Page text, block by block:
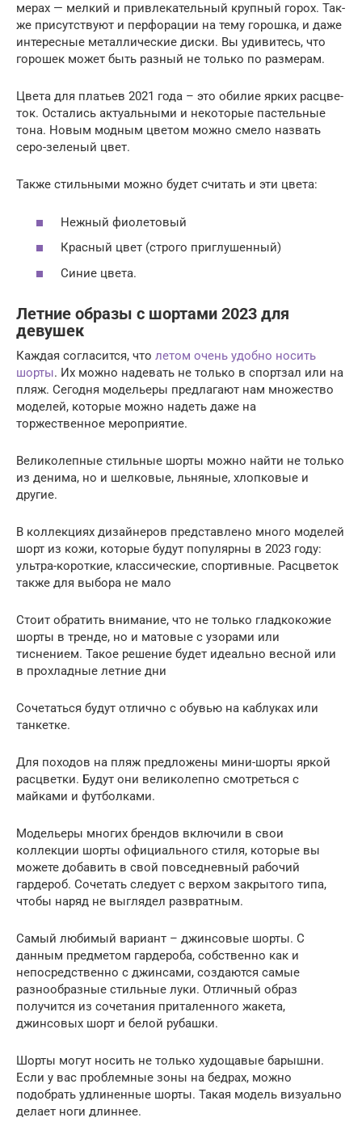
ме­рах — мел­кий и при­вле­ка­тель­ный круп­ный горох. Так­
же при­сут­ству­ют и пер­фо­ра­ции на тему горош­ка, и даже
инте­рес­ные метал­ли­че­ские дис­ки. Вы уди­ви­тесь, что
горо­шек может быть раз­ный не толь­ко по размерам.
Цве­та для пла­тьев 2021 года – это оби­лие ярких рас­цве­
ток. Оста­лись акту­аль­ны­ми и неко­то­рые пастель­ные
тона. Новым мод­ным цве­том мож­но сме­ло назвать
серо-зеле­ный цвет.
Так­же стиль­ны­ми мож­но будет счи­тать и эти цвета:
Неж­ный фиолетовый
Крас­ный цвет (стро­го приглушенный)
Синие цве­та.
Летние образы с шортами 2023 для
девушек
Каждая согласится, что летом очень удобно носить
шорты. Их можно надевать не только в спортзал или на
пляж. Сегодня модельеры предлагают нам множество
моделей, которые можно надеть даже на
торжественное мероприятие.
Великолепные стильные шорты можно найти не только
из денима, но и шелковые, льняные, хлопковые и
другие.
В коллекциях дизайнеров представлено много моделей
шорт из кожи, которые будут популярны в 2023 году:
ультра-короткие, классические, спортивные. Расцветок
также для выбора не мало
Стоит обратить внимание, что не только гладкокожие
шорты в тренде, но и матовые с узорами или
тиснением. Такое решение будет идеально весной или
в прохладные летние дни
Сочетаться будут отлично с обувью на каблуках или
танкетке.
Для походов на пляж предложены мини-шорты яркой
расцветки. Будут они великолепно смотреться с
майками и футболками.
Модельеры многих брендов включили в свои
коллекции шорты официального стиля, которые вы
можете добавить в свой повседневный рабочий
гардероб. Сочетать следует с верхом закрытого типа,
чтобы наряд не выглядел развратным.
Самый любимый вариант – джинсовые шорты. С
данным предметом гардероба, собственно как и
непосредственно с джинсами, создаются самые
разнообразные стильные луки. Отличный образ
получится из сочетания приталенного жакета,
джинсовых шорт и белой рубашки.
Шорты могут носить не только худощавые барышни.
Если у вас проблемные зоны на бедрах, можно
подобрать удлиненные шорты. Такая модель визуально
делает ноги длиннее.